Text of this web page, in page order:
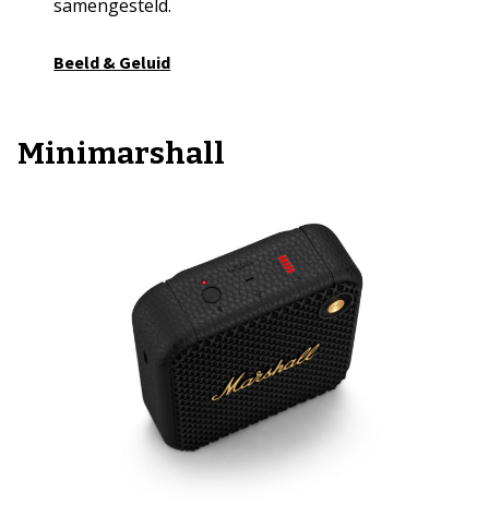
samengesteld.
Beeld & Geluid
Minimarshall